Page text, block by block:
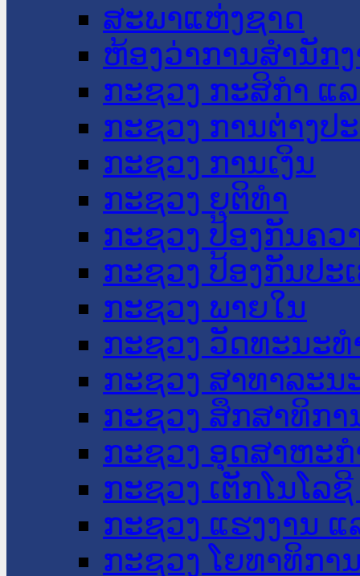
ສະພາແຫ່ງຊາດ
ຫ້ອງວ່າການສຳນັກ
ກະຊວງ ກະສິກຳ ແ
ກະຊວງ ການຕ່າງປ
ກະຊວງ ການເງິນ
ກະຊວງ ຍຸຕິທໍາ
ກະຊວງ ປ້ອງກັນຄວ
ກະຊວງ ປ້ອງກັນປະ
ກະຊວງ ພາຍໃນ
ກະຊວງ ວັດທະນະ
ກະຊວງ ສາທາລະນ
ກະຊວງ ສຶກສາທິກາ
ກະຊວງ ອຸດສາຫະ
ກະຊວງ ເຕັກໂນໂລ
ກະຊວງ ແຮງງານ
ກະຊວງ ໂຍທາທິກາ